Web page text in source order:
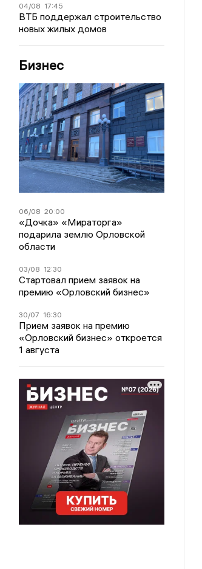
04/08 17:45
ВТБ поддержал строительство
новых жилых домов
Бизнес
06/08 20:00
«Дочка» «Мираторга»
подарила землю Орловской
области
03/08 12:30
Стартовал прием заявок на
премию «Орловский бизнес»
30/07 16:30
Прием заявок на премию
«Орловский бизнес» откроется
1 августа